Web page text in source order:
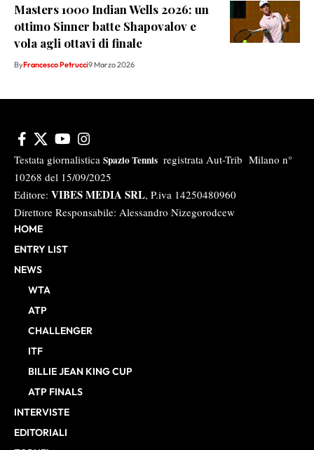
Masters 1000 Indian Wells 2026: un
ottimo Sinner batte Shapovalov e
vola agli ottavi di finale
ByFrancesco Petrucci9 Marzo 2026
Testata giornalistica Spazio Tennis registrata Aut-Trib Milano n°
10268 del 15/09/2025
Editore: VIBES MEDIA SRL, P.iva 14250480960
Direttore Responsabile: Alessandro Nizegorodcew
HOME
ENTRY LIST
NEWS
WTA
ATP
CHALLENGER
ITF
BILLIE JEAN KING CUP
ATP FINALS
INTERVISTE
EDITORIALI